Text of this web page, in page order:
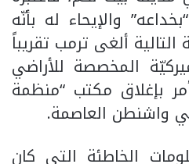
والإيحاء له بأنّه
ألغى ترمب تقريباً
المخصصة للأراضي
بإغلاق مكتب “منظمة
واشنطن العاصمة.
الخاطئة التي كان